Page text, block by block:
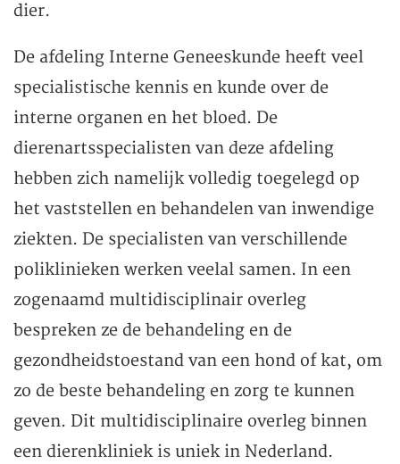
dier.
De afdeling Interne Geneeskunde heeft veel
specialistische kennis en kunde over de
interne organen en het bloed. De
dierenartsspecialisten van deze afdeling
hebben zich namelijk volledig toegelegd op
het vaststellen en behandelen van inwendige
ziekten. De specialisten van verschillende
poliklinieken werken veelal samen. In een
zogenaamd multidisciplinair overleg
bespreken ze de behandeling en de
gezondheidstoestand van een hond of kat, om
zo de beste behandeling en zorg te kunnen
geven. Dit multidisciplinaire overleg binnen
een dierenkliniek is uniek in Nederland.